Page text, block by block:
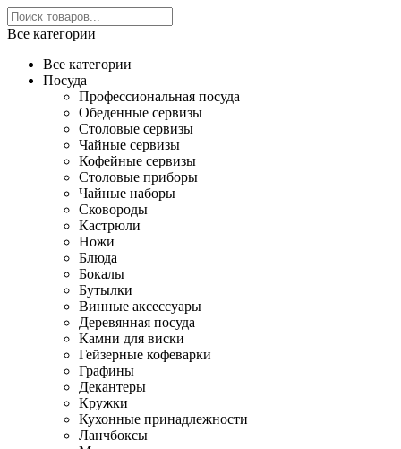
Все категории
Все категории
Посуда
Профессиональная посуда
Обеденные сервизы
Столовые сервизы
Чайные сервизы
Кофейные сервизы
Столовые приборы
Чайные наборы
Сковороды
Кастрюли
Ножи
Блюда
Бокалы
Бутылки
Винные аксессуары
Деревянная посуда
Камни для виски
Гейзерные кофеварки
Графины
Декантеры
Кружки
Кухонные принадлежности
Ланчбоксы